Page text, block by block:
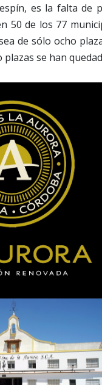
es la falta de
50 de los 77
de sólo ocho
se han